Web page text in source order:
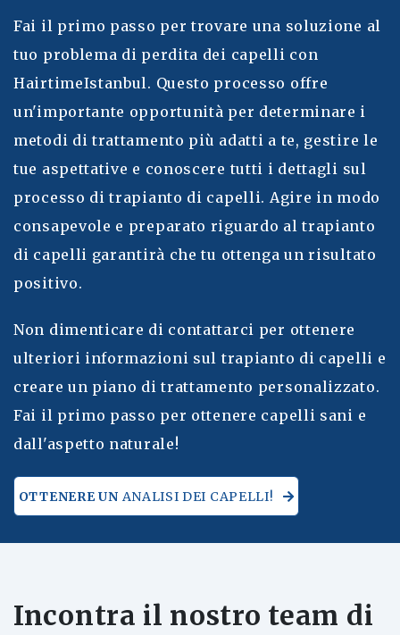
Fai il primo passo per trovare una soluzione al
tuo problema di perdita dei capelli con
HairtimeIstanbul. Questo processo offre
un'importante opportunità per determinare i
metodi di trattamento più adatti a te, gestire le
tue aspettative e conoscere tutti i dettagli sul
processo di trapianto di capelli. Agire in modo
consapevole e preparato riguardo al trapianto
di capelli garantirà che tu ottenga un risultato
positivo.
Non dimenticare di contattarci per ottenere
ulteriori informazioni sul trapianto di capelli e
creare un piano di trattamento personalizzato.
Fai il primo passo per ottenere capelli sani e
dall'aspetto naturale!
OTTENERE UN ANALISI DEI CAPELLI!
Incontra il nostro team di